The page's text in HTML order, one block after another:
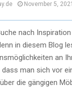
November 5, 2021
nach
in diesem Blog
an
man sich vor
die gängigen